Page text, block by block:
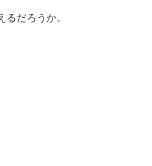
だろうか。